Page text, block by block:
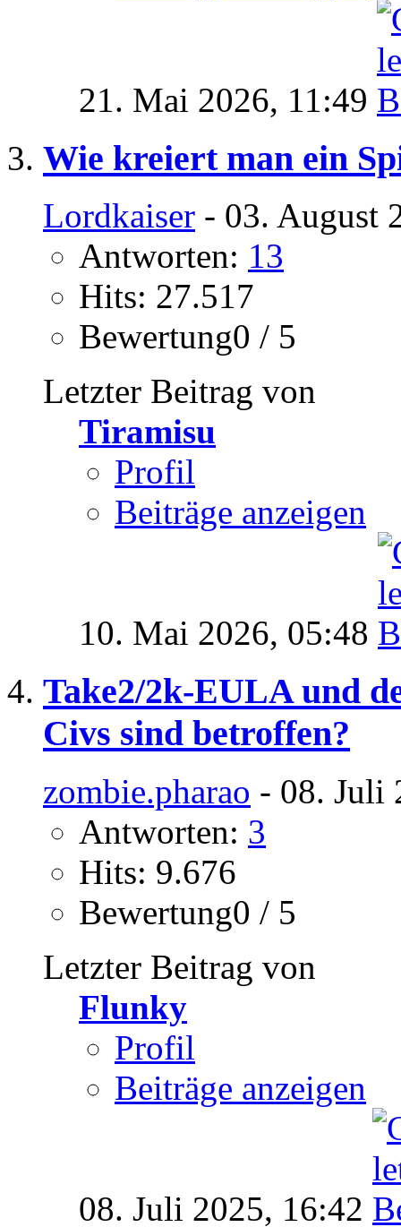
21. Mai 2026, 11:49
Wie kreiert man ein
Lordkaiser - 03. August
Antworten: 13
Hits: 27.517
Bewertung0 / 5
Letzter Beitrag von
Tiramisu
Profil
Beiträge anzeigen
10. Mai 2026, 05:48
Take2/2k-EULA und
Civs sind betroffen?
zombie.pharao - 08. Juli
Antworten: 3
Hits: 9.676
Bewertung0 / 5
Letzter Beitrag von
Flunky
Profil
Beiträge anzeigen
08. Juli 2025, 16:42